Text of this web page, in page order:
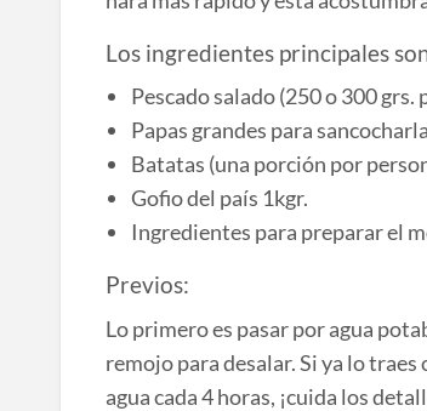
Los ingredientes principales
Pescado salado (250 o 300 grs.
Papas grandes para
Batatas (una porción por
Gofio del país 1kgr.
Ingredientes para preparar el
Previos:
Lo primero es pasar por agua
remojo para desalar. Si ya lo
agua cada 4 horas, ¡cuida los